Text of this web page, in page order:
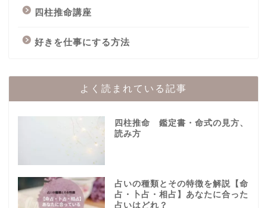
四柱推命講座
好きを仕事にする方法
よく読まれている記事
四柱推命 鑑定書・命式の見方、
読み方
占いの種類とその特徴を解説【命
占・卜占・相占】あなたに合った
占いはどれ？